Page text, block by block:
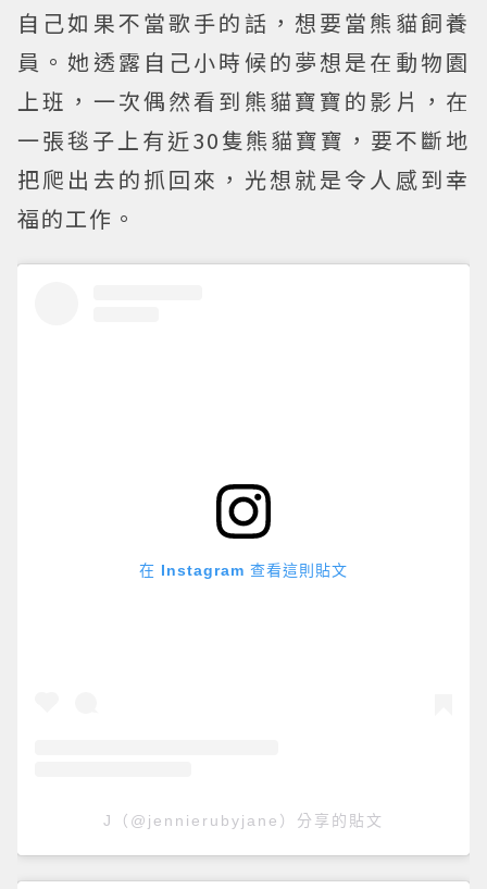
自己如果不當歌手的話，想要當熊貓飼養
員。她透露自己小時候的夢想是在動物園
上班，一次偶然看到熊貓寶寶的影片，在
一張毯子上有近30隻熊貓寶寶，要不斷地
把爬出去的抓回來，光想就是令人感到幸
福的工作。
在 Instagram 查看這則貼文
J（@jennierubyjane）分享的貼文